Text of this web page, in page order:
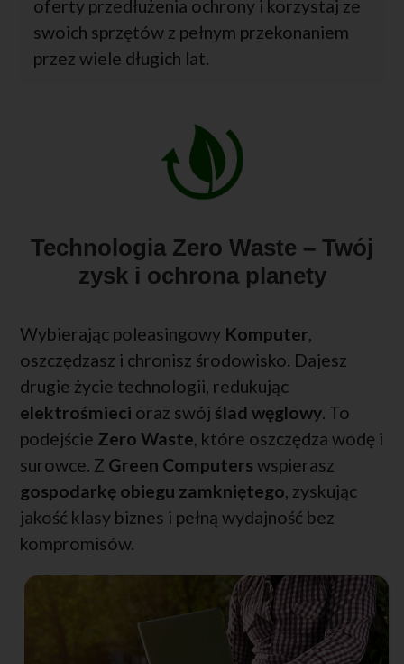
oferty przedłużenia ochrony i korzystaj ze
swoich sprzętów z pełnym przekonaniem
przez wiele długich lat.
Technologia Zero Waste – Twój
zysk i ochrona planety
Wybierając poleasingowy Komputer,
oszczędzasz i chronisz środowisko. Dajesz
drugie życie technologii, redukując
elektrośmieci oraz swój ślad węglowy. To
podejście Zero Waste, które oszczędza wodę i
surowce. Z Green Computers wspierasz
gospodarkę obiegu zamkniętego, zyskując
jakość klasy biznes i pełną wydajność bez
kompromisów.